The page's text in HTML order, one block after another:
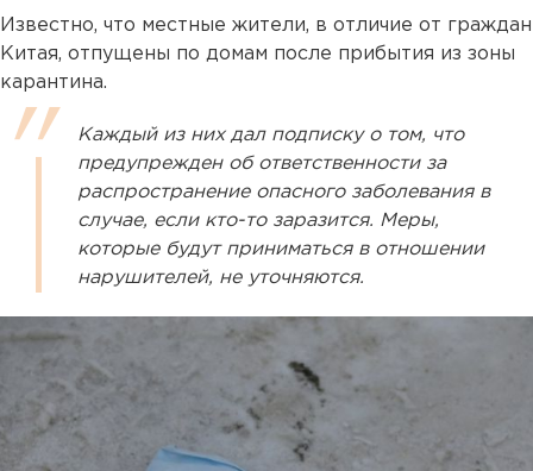
Известно, что местные жители, в отличие от граждан
Китая, отпущены по домам после прибытия из зоны
карантина.
Каждый из них дал подписку о том, что
предупрежден об ответственности за
распространение опасного заболевания в
случае, если кто-то заразится. Меры,
которые будут приниматься в отношении
нарушителей, не уточняются.